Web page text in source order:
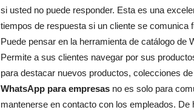
si usted no puede responder. Esta es una
tiempos de respuesta si un cliente se comunica
Puede pensar en la herramienta de catálogo
Permite a sus clientes navegar por sus
para destacar nuevos productos, colecciones
WhatsApp para empresas no es solo para
mantenerse en contacto con los empleados.